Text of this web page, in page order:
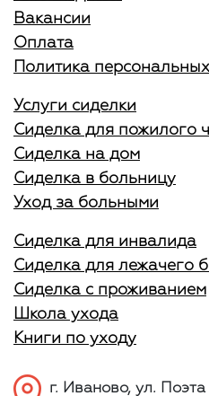
Вакансии
Оплата
Политика
Услуги сиделки
Сиделка для пожилого
Сиделка на дом
Сиделка в больницу
Уход за больными
Сиделка для инвалида
Сиделка для лежачего
Сиделка с проживанием
Школа ухода
Книги по уходу
г. Иваново, ул. Поэта